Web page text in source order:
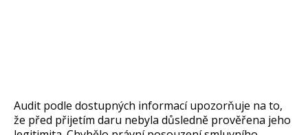
Audit podle dostupných informací upozorňuje na to,
že před přijetím daru nebyla důsledně prověřena jeho